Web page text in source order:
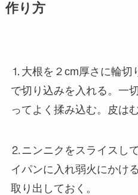
作り方
⒈大根を２cm厚さに輪切
で切り込みを入れる。一
ってよく揉み込む。皮は
⒉ニンニクをスライスし
イパンに入れ弱火にかけ
取り出しておく。